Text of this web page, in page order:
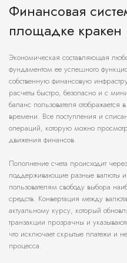
Финансовая
площадке кракен
Экономическая составляющая
фундаментом ее успешного
собственную финансовую
расчеты быстро, безопасно и с
баланс пользователя
времени. Все поступления и
операций, которую можно
движения финансов.
Пополнение счета происходит
поддерживающие разные валюты и
пользователям свободу выбора
средств. Конвертация между
актуальному курсу, который
транзакции прозрачны и
что исключает скрытые платежи и
процесса.